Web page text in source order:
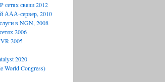
сетях связи 2012
ААА-сервер, 2010
в NGN, 2008
2006
2005
2020
World Congress)